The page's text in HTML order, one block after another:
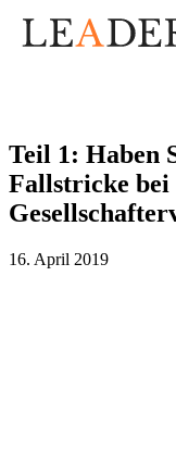
Teil 1: Haben
Fallstricke bei
16. April 2019